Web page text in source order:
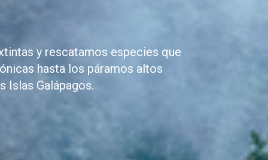
y rescatamos especies que
hasta los páramos altos
Islas Galápagos.